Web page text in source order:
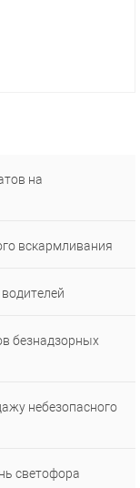
на
вскармливания
безнадзорных
небезопасного
светофора